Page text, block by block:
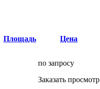
Площадь Цена
по запросу
Заказать просмотр